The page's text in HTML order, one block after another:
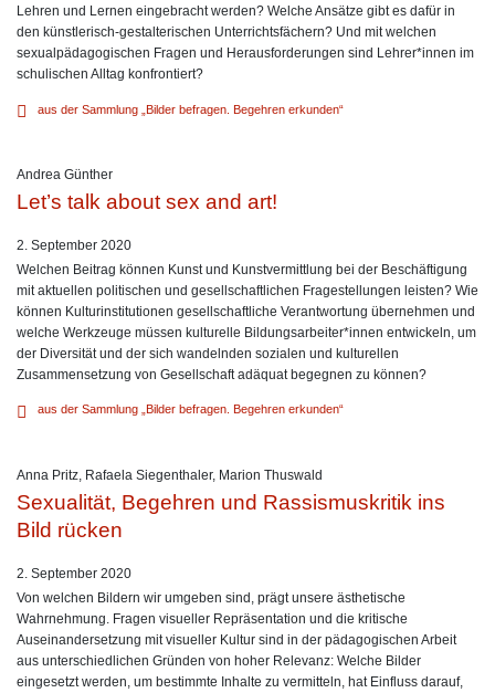
Lehren und Lernen eingebracht werden? Welche Ansätze gibt es dafür in
den künstlerisch-gestalterischen Unterrichtsfächern? Und mit welchen
sexualpädagogischen Fragen und Herausforderungen sind Lehrer*innen im
schulischen Alltag konfrontiert?
aus der Sammlung „Bilder befragen. Begehren erkunden“
Andrea Günther
Let’s talk about sex and art!
2. September 2020
Welchen Beitrag können Kunst und Kunstvermittlung bei der Beschäftigung
mit aktuellen politischen und gesellschaftlichen Fragestellungen leisten? Wie
können Kulturinstitutionen gesellschaftliche Verantwortung übernehmen und
welche Werkzeuge müssen kulturelle Bildungsarbeiter*innen entwickeln, um
der Diversität und der sich wandelnden sozialen und kulturellen
Zusammensetzung von Gesellschaft adäquat begegnen zu können?
aus der Sammlung „Bilder befragen. Begehren erkunden“
Anna Pritz Rafaela Siegenthaler, Marion Thuswald
Sexualität, Begehren und Rassismuskritik ins
Bild rücken
2. September 2020
Von welchen Bildern wir umgeben sind, prägt unsere ästhetische
Wahrnehmung. Fragen visueller Repräsentation und die kritische
Auseinandersetzung mit visueller Kultur sind in der pädagogischen Arbeit
aus unterschiedlichen Gründen von hoher Relevanz: Welche Bilder
eingesetzt werden, um bestimmte Inhalte zu vermitteln, hat Einfluss darauf,